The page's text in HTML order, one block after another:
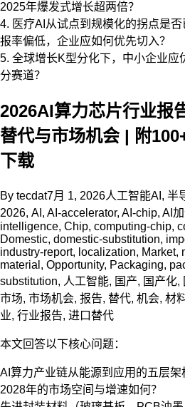
2025年爆发式增长超两倍？
4. 医疗AI从试点到规模化的拐点是
报率偏低，企业应如何优先切入？
5. 全球增长K型分化下，中小企业应
分赛道？
2026AI算力芯片行业报
替代与市场机会 | 附
下载
By tecdat7月 1, 2026人工智能AI , 半
2026, AI , AI-accelerator, AI-chip, AI
intelligence, Chip, computing-chip,
Domestic, domestic-substitution,
industry-report, localization, Market,
material , Opportunity, Packaging,
substitution, 人工智能, 国产, 国产化,
市场, 市场机会, 报告, 替代, 机会, 材
业, 行业报告, 进口替代
本文回答以下核心问题：
AI算力产业链从能源到应用的五层
2028年的市场空间与增速如何？